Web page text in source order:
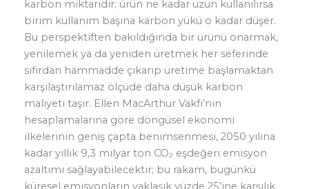
karbon miktarıdır; ürün ne kadar uzun kullanılırsa
birim kullanım başına karbon yükü o kadar düşer.
Bu perspektiften bakıldığında bir ürünü onarmak,
yenilemek ya da yeniden üretmek her seferinde
sıfırdan hammadde çıkarıp üretime başlamaktan
karşılaştırılamaz ölçüde daha düşük karbon
maliyeti taşır. Ellen MacArthur Vakfı’nın
hesaplamalarına göre döngüsel ekonomi
ilkelerinin geniş çapta benimsenmesi, 2050 yılına
kadar yıllık 9,3 milyar ton CO₂ eşdeğeri emisyon
azaltımı sağlayabilecektir; bu rakam, bugünkü